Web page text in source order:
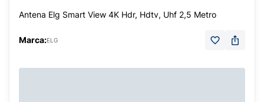
Antena Elg Smart View 4K Hdr, Hdtv, Uhf 2,5 Metro
Marca:ELG